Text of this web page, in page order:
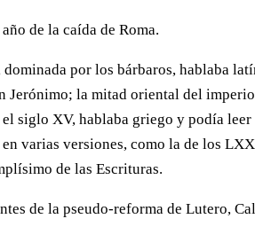
de la caída de Roma.
por los bárbaros, hablaba
Jerónimo; la mitad oriental del
siglo XV, hablaba griego y podía leer
varias versiones, como la de los
de las Escrituras.
de la pseudo-reforma de Lutero,